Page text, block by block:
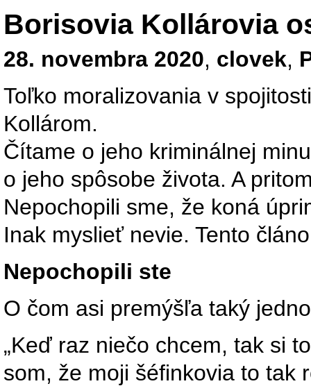
Borisovia Kollárovia
28. novembra 2020, clovek,
Toľko moralizovania v
Kollárom.
Čítame o jeho kriminálnej
o jeho spôsobe života. A
Nepochopili sme, že koná
Inak myslieť nevie. Tento
Nepochopili ste
O čom asi premýšľa taký
„Keď raz niečo chcem, tak si
som, že moji šéfinkovia to tak